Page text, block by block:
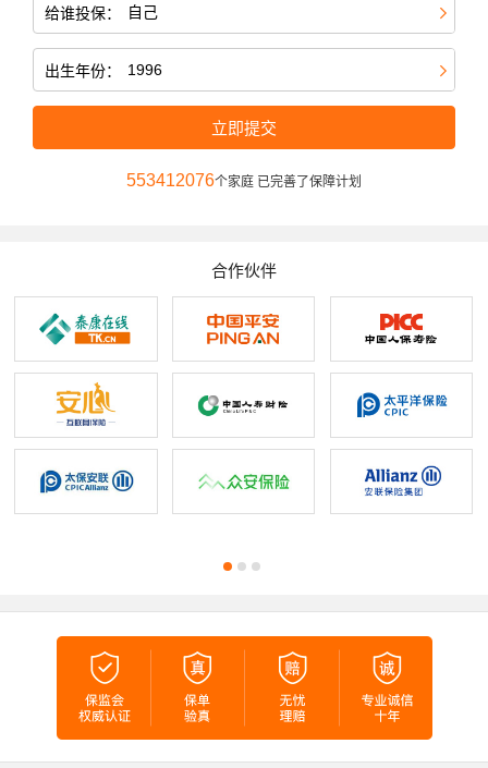
给谁投保：
出生年份：
立即提交
553412076个家庭 已完善了保障计划
合作伙伴